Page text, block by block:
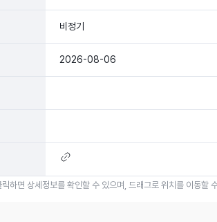
비정기
2026-08-06
하면 상세정보를 확인할 수 있으며, 드래그로 위치를 이동할